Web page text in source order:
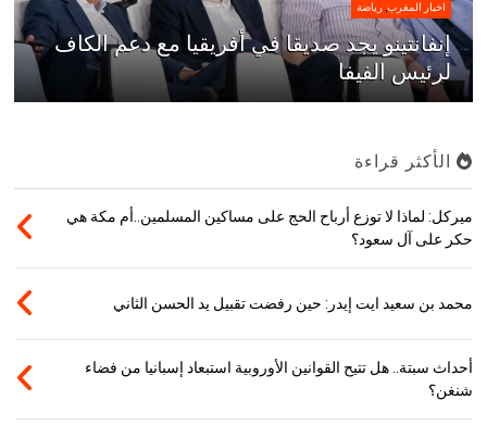
اخبار المغرب ,رياضة
إنفانتينو يجد صديقا في أفريقيا مع دعم الكاف
لرئيس الفيفا
الأكثر قراءة
ميركل: لماذا لا توزع أرباح الحج على مساكين المسلمين..أم مكة هي
حكر على آل سعود؟
محمد بن سعيد ايت إيدر: حين رفضت تقبيل يد الحسن الثاني
أحداث سبتة.. هل تتيح القوانين الأوروبية استبعاد إسبانيا من فضاء
شنغن؟